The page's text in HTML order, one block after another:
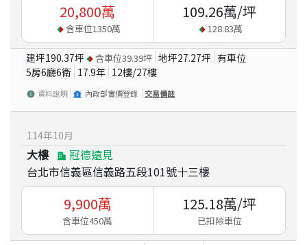
20,800萬
含車位1350萬
109.26萬/坪
128.83萬
建坪190.37坪 含車位39.39坪 地坪27.27坪 有車位
5房6廳6衛 17.9年 12樓/27樓
資料說明 內政部實價登錄 交易備註
114年10月
大樓
冠德遠見
台北市信義區信義路五段101號十三樓
9,900萬
含車位450萬
125.18萬/坪
已扣除車位